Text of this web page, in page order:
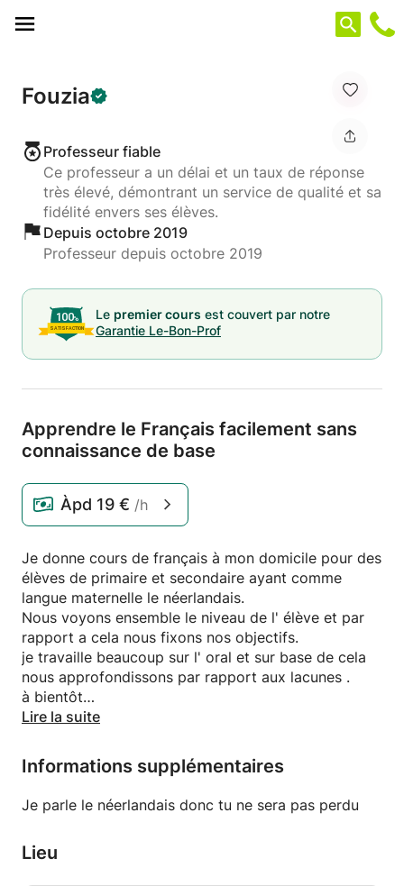
Fouzia
Professeur fiable
Ce professeur a un délai et un taux de réponse
très élevé, démontrant un service de qualité et sa
fidélité envers ses élèves.
Depuis octobre 2019
Professeur depuis octobre 2019
Le premier cours est couvert par notre
Garantie Le-Bon-Prof
Apprendre le Français facilement sans
connaissance de base
Àpd 19 € /h
Je donne cours de français à mon domicile pour des
élèves de primaire et secondaire ayant comme
langue maternelle le néerlandais.
Nous voyons ensemble le niveau de l' élève et par
rapport a cela nous fixons nos objectifs.
je travaille beaucoup sur l' oral et sur base de cela
nous approfondissons par rapport aux lacunes .
à bientôt
Fouzia
Lire la suite
Informations supplémentaires
Je parle le néerlandais donc tu ne sera pas perdu
Lieu